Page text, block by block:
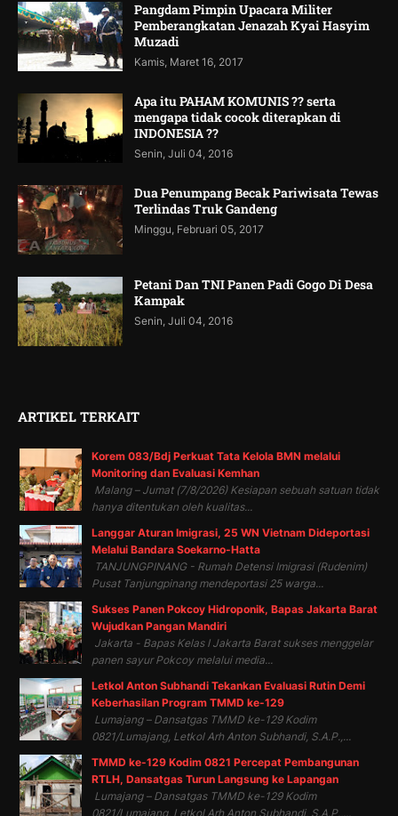
Pangdam Pimpin Upacara Militer
Pemberangkatan Jenazah Kyai Hasyim
Muzadi
Kamis, Maret 16, 2017
Apa itu PAHAM KOMUNIS ?? serta
mengapa tidak cocok diterapkan di
INDONESIA ??
Senin, Juli 04, 2016
Dua Penumpang Becak Pariwisata Tewas
Terlindas Truk Gandeng
Minggu, Februari 05, 2017
Petani Dan TNI Panen Padi Gogo Di Desa
Kampak
Senin, Juli 04, 2016
ARTIKEL TERKAIT
Korem 083/Bdj Perkuat Tata Kelola BMN melalui
Monitoring dan Evaluasi Kemhan
Malang – Jumat (7/8/2026) Kesiapan sebuah satuan tidak
hanya ditentukan oleh kualitas...
Langgar Aturan Imigrasi, 25 WN Vietnam Dideportasi
Melalui Bandara Soekarno-Hatta
TANJUNGPINANG - Rumah Detensi Imigrasi (Rudenim)
Pusat Tanjungpinang mendeportasi 25 warga...
Sukses Panen Pokcoy Hidroponik, Bapas Jakarta Barat
Wujudkan Pangan Mandiri
Jakarta - Bapas Kelas I Jakarta Barat sukses menggelar
panen sayur Pokcoy melalui media...
Letkol Anton Subhandi Tekankan Evaluasi Rutin Demi
Keberhasilan Program TMMD ke-129
Lumajang – Dansatgas TMMD ke-129 Kodim
0821/Lumajang, Letkol Arh Anton Subhandi, S.A.P.,...
TMMD ke-129 Kodim 0821 Percepat Pembangunan
RTLH, Dansatgas Turun Langsung ke Lapangan
Lumajang – Dansatgas TMMD ke-129 Kodim
0821/Lumajang, Letkol Arh Anton Subhandi, S.A.P.,...